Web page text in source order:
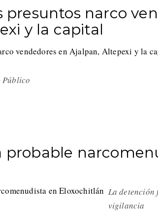
presuntos narco
y la capital
probable
La detención
vigilancia